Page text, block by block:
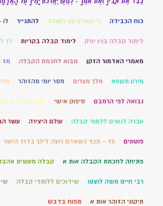
כוח הכבידה כי האדם עץ השדה להתגייר לו
לימוד קבלה בניו יורק לימוד קבלה בקריות לך
מאמרי האדמור הזקן מבוא לחכמת הקבלה מז
מירון תשפא מלך מצרים מסר יומי מהזוהר
נבואה לפי הרמבם סיפוק אישי ספר הזוהר
עברה לנשים ללמוד קבלה עולם היצירה עשר
פוטונים פז – תכף כשאדם רוצה לילך בדרך הישר
פתיחה לחכמת הקבלה אות א קבלה מעשית
רבי חיים משה לוצטו שידוכים ללומדי קבלה
תיקוני הזוהר אות א תפוח בדבש